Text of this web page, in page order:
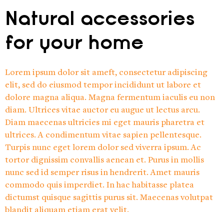
Natural accessories
for your home
Lorem ipsum dolor sit ameft, consectetur adipiscing
elit, sed do eiusmod tempor incididunt ut labore et
dolore magna aliqua. Magna fermentum iaculis eu non
diam. Ultrices vitae auctor eu augue ut lectus arcu.
Diam maecenas ultricies mi eget mauris pharetra et
ultrices. A condimentum vitae sapien pellentesque.
Turpis nunc eget lorem dolor sed viverra ipsum. Ac
tortor dignissim convallis aenean et. Purus in mollis
nunc sed id semper risus in hendrerit. Amet mauris
commodo quis imperdiet. In hac habitasse platea
dictumst quisque sagittis purus sit. Maecenas volutpat